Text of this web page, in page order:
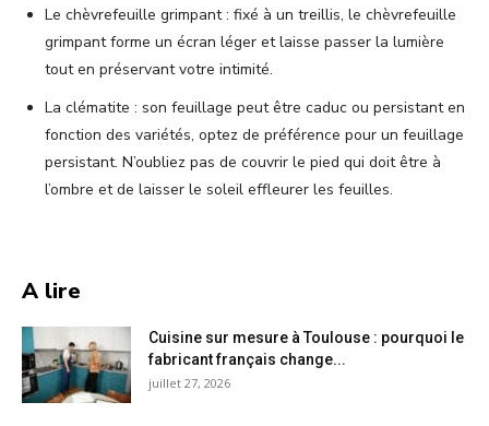
Le chèvrefeuille grimpant : fixé à un treillis, le chèvrefeuille
grimpant forme un écran léger et laisse passer la lumière
tout en préservant votre intimité.
La clématite : son feuillage peut être caduc ou persistant en
fonction des variétés, optez de préférence pour un feuillage
persistant. N’oubliez pas de couvrir le pied qui doit être à
l’ombre et de laisser le soleil effleurer les feuilles.
A lire
Cuisine sur mesure à Toulouse : pourquoi le
fabricant français change...
juillet 27, 2026